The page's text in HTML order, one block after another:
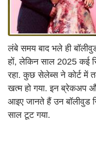
लंबे समय बाद भले ही
हों, लेकिन साल 2025 कई
रहा. कुछ सेलेब्स ने कोर्ट में
खत्म हो गया. इन ब्रेकअप
आइए जानते हैं उन बॉलीवुड
साल टूट गया.